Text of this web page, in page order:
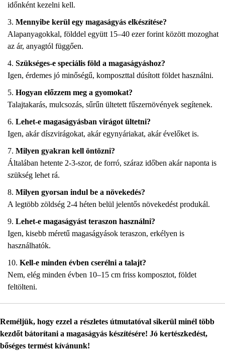
időnként kezelni kell.
Mennyibe kerül egy magaságyás elkészítése?
Alapanyagokkal, földdel együtt 15–40 ezer forint között mozoghat
az ár, anyagtól függően.
Szükséges-e speciális föld a magaságyáshoz?
Igen, érdemes jó minőségű, komposzttal dúsított földet használni.
Hogyan előzzem meg a gyomokat?
Talajtakarás, mulcsozás, sűrűn ültetett fűszernövények segítenek.
Lehet-e magaságyásban virágot ültetni?
Igen, akár díszvirágokat, akár egynyáriakat, akár évelőket is.
Milyen gyakran kell öntözni?
Általában hetente 2-3-szor, de forró, száraz időben akár naponta is
szükség lehet rá.
Milyen gyorsan indul be a növekedés?
A legtöbb zöldség 2-4 héten belül jelentős növekedést produkál.
Lehet-e magaságyást teraszon használni?
Igen, kisebb méretű magaságyások teraszon, erkélyen is
használhatók.
Kell-e minden évben cserélni a talajt?
Nem, elég minden évben 10–15 cm friss komposztot, földet
feltölteni.
Reméljük, hogy ezzel a részletes útmutatóval sikerül minél több
kezdőt bátorítani a magaságyás készítésére! Jó kertészkedést,
bőséges termést kívánunk!